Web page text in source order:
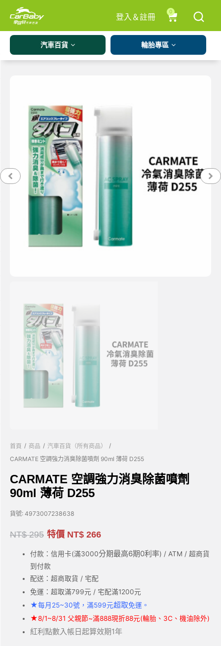
登入＆註冊
0
汽車百貨 輪胎專區
首頁 / 商品 / 汽車百貨（所有商品）
/
CARMATE 空調強力消臭除菌噴劑 90ml 薄荷 D255
CARMATE 空調強力消臭除菌噴劑
90ml 薄荷 D255
貨號: 4973007238638
NT$295 特價 NT$ 266
付款：信用卡(滿3000分期最高6期0利率) / ATM / 超商貨
到付款
配送：超商取貨 / 宅配
免運：超取滿799元 / 宅配滿1200元
★每月25~30號，滿599元超取免運。
★8/1~8/31 父親節~滿888現折88元(輪胎、3C、機油除外)
紅利點數入帳日起算效期1年